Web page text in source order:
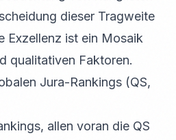
dieser Tragweite
Exzellenz ist ein Mosaik
qualitativen Faktoren.
Jura-Rankings (QS,
allen voran die QS